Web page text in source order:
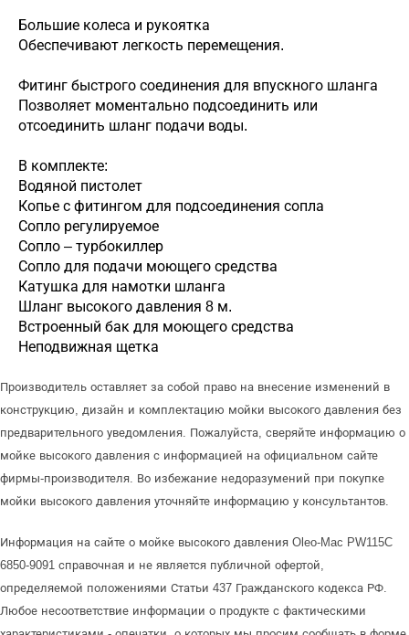
Большие колеса и рукоятка
Обеспечивают легкость перемещения.
Фитинг быстрого соединения для впускного шланга
Позволяет моментально подсоединить или
отсоединить шланг подачи воды.
В комплекте:
Водяной пистолет
Копье с фитингом для подсоединения сопла
Сопло регулируемое
Сопло – турбокиллер
Сопло для подачи моющего средства
Катушка для намотки шланга
Шланг высокого давления 8 м.
Встроенный бак для моющего средства
Неподвижная щетка
Производитель оставляет за собой право на внесение изменений в
конструкцию, дизайн и комплектацию мойки высокого давления без
предварительного уведомления. Пожалуйста, сверяйте информацию о
мойке высокого давления с информацией на официальном сайте
фирмы-производителя. Во избежание недоразумений при покупке
мойки высокого давления уточняйте информацию у консультантов.
Информация на сайте о мойке высокого давления Oleo-Mac PW115C
6850-9091 справочная и не является публичной офертой,
определяемой положениями Статьи 437 Гражданского кодекса РФ.
Любое несоответствие информации о продукте с фактическими